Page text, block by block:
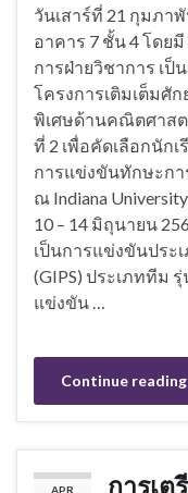
วันเสาร์ที่ 21 กุมภา
อาคาร 7 ชั้น 4 โดย
การฝ่ายวิชาการ เ
โครงการเติมเต็มศั
พิเศษด้านคณิตศาส
ที่ 2 เพื่อคัดเลือกนัก
การแข่งขันทักษะก
ณ Indiana
10 – 14 มิถุนายน
เป็นการแข่งขันประเ
(GIPS) ประเภททีม
แข่งขัน …
Continue reading
APR
การเ